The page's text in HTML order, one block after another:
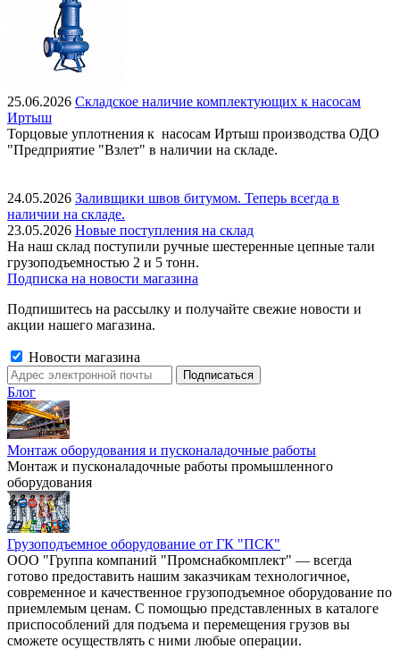
25.06.2026 Складское наличие комплектующих к насосам
Иртыш
Торцовые уплотнения к насосам Иртыш производства ОДО
"Предприятие "Взлет" в наличии на складе.
24.05.2026 Заливщики швов битумом. Теперь всегда в
наличии на складе.
23.05.2026 Новые поступления на склад
На наш склад поступили ручные шестеренные цепные тали
грузоподъемностью 2 и 5 тонн.
Подписка на новости магазина
Подпишитесь на рассылку и получайте свежие новости и
акции нашего магазина.
Новости магазина
Блог
Монтаж оборудования и пусконаладочные работы
Монтаж и пусконаладочные работы промышленного
оборудования
Грузоподъемное оборудование от ГК "ПСК"
ООО "Группа компаний "Промснабкомплект" — всегда
готово предоставить нашим заказчикам технологичное,
современное и качественное грузоподъемное оборудование по
приемлемым ценам. С помощью представленных в каталоге
приспособлений для подъема и перемещения грузов вы
сможете осуществлять с ними любые операции.